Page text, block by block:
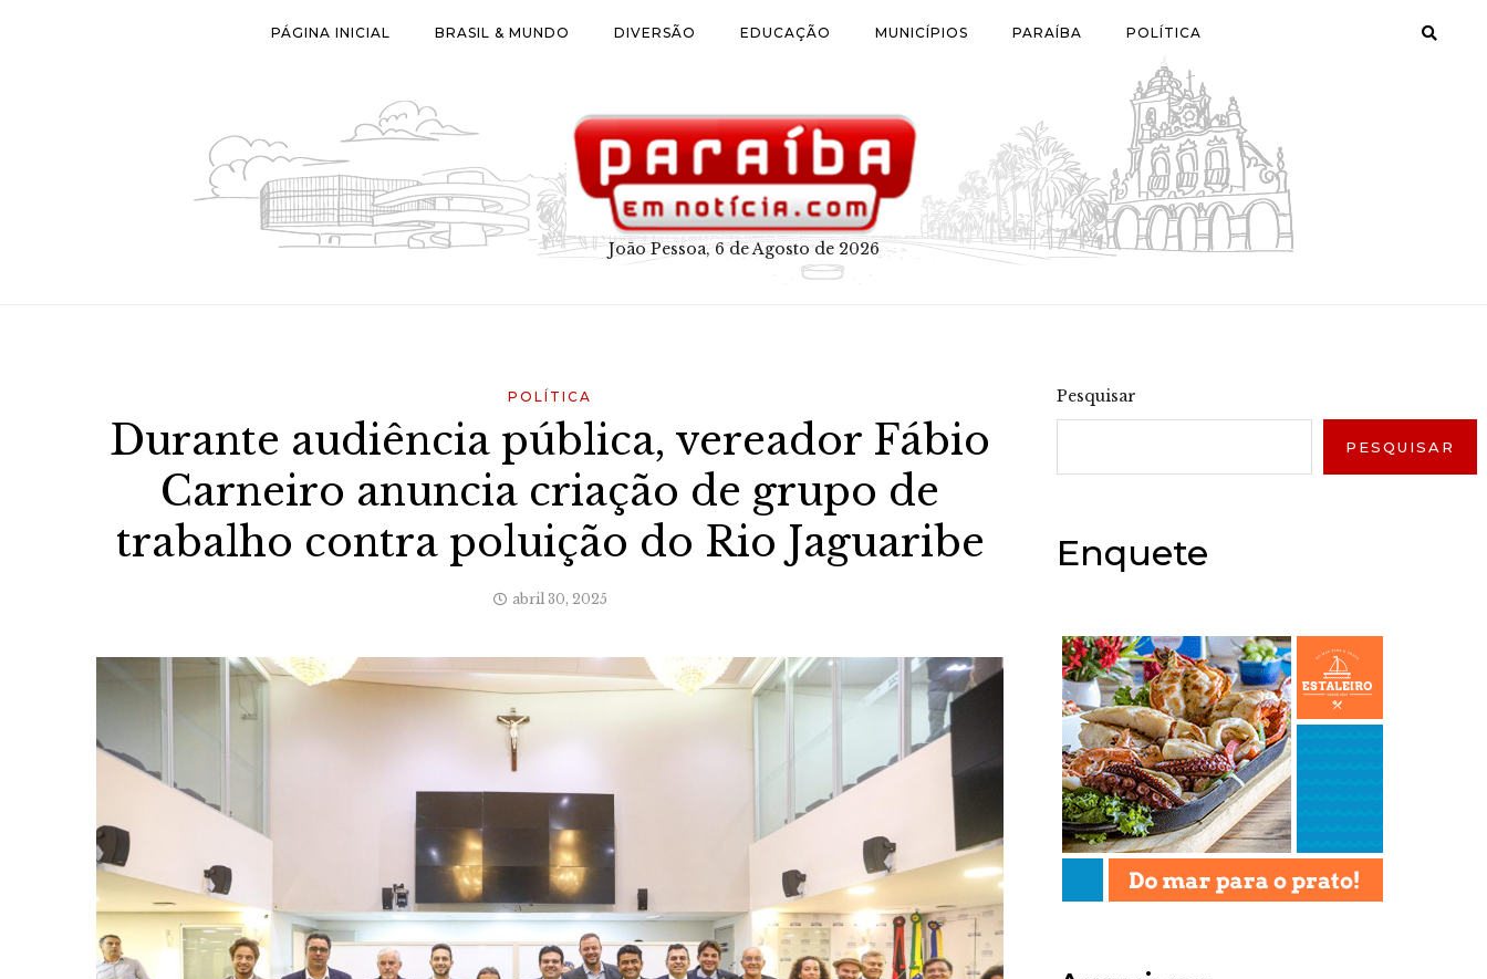
PÁGINA INICIAL BRASIL & MUNDO DIVERSÃO EDUCAÇÃO MUNICÍPIOS PARAÍBA POLÍTICA
João Pessoa, 6 de Agosto de 2026
POLÍTICA
Durante audiência pública, vereador Fábio
Carneiro anuncia criação de grupo de
trabalho contra poluição do Rio Jaguaribe
abril 30, 2025
Pesquisar
PESQUISAR
Enquete